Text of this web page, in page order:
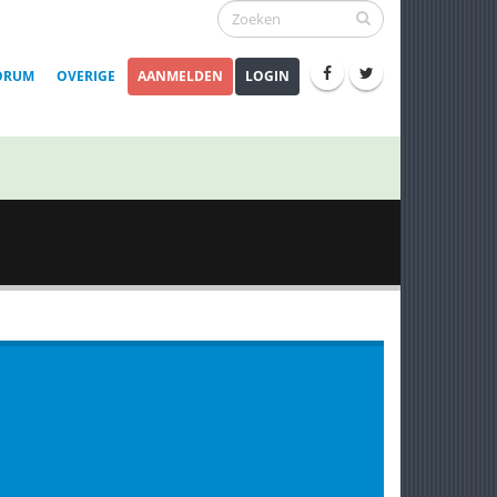
OVERIGE AANMELDEN LOGIN